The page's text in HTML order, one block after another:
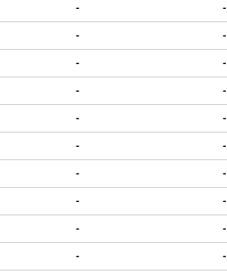
- -
- -
- -
- -
- -
- -
- -
- -
- -
- -